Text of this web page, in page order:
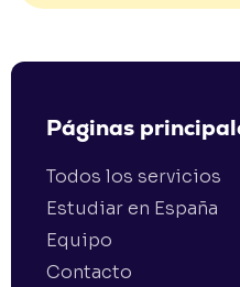
Páginas
Todos los servicios
Estudiar en España
Equipo
Contacto